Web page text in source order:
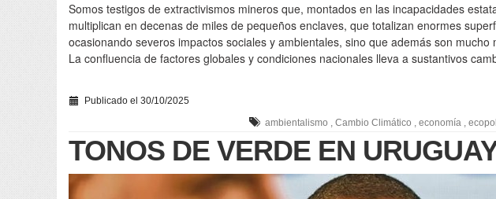
Somos testigos de extractivismos mineros que, montados en las incapacidades
multiplican en decenas de miles de pequeños enclaves, que totalizan enormes
ocasionando severos impactos sociales y ambientales, sino que además son mucho
La confluencia de factores globales y condiciones nacionales lleva a sustantivos
Publicado el 30/10/2025
ambientalismo , Cambio Climático , economía ,
TONOS DE VERDE EN